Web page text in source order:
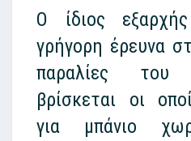
Ο ίδιος
γρήγορη έρευνα
παραλίες
βρίσκεται οι
για μπάνιο